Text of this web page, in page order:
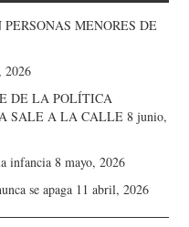
MENORES DE
2026
DE LA POLÍTICA
SALE A LA CALLE 8 junio,
infancia 8 mayo, 2026
se apaga 11 abril, 2026